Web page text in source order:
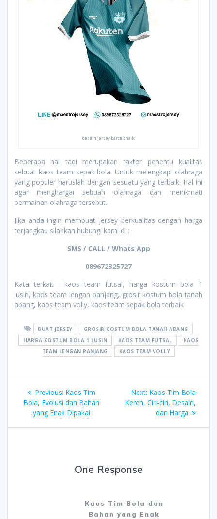
desain jersey barcelona fc
Beberapa hal tadi merupakan faktor penentu kualitas
sebuat kaos team sepak bola. Untuk melengkapi olahraga
yang populer haruslah dengan sesuatu yang terbaik. Hal ini
agar menghargai sebuah olahraga dan menikmati
permainan olahraga tersebut.
Jika anda ingin membuat jersey berkualitas dengan harga
terjangkau silahkan hubungi kami di :
SMS / CALL / Whats App
089672325727
Kata terkait : kaos team futsal, harga kostum bola 1
lusin, kaos team lengan panjang, grosir kostum bola tanah
abang, kaos team volly, kaos team sepak bola terbaik
BUAT JERSEY
GROSIR KOSTUM BOLA TANAH ABANG
HARGA KOSTUM BOLA 1 LUSIN
KAOS TEAM FUTSAL
KAOS
TEAM LENGAN PANJANG
KAOS TEAM VOLLY
Post
navigation
Previous: Previous
post:
Kaos Tim
Bola, Evolusi dan Bahan
yang Enak Dipakai
Next: Next
post:
Kaos Tim Bola
Keren, Ciri-ciri, Desain,
dan Harga
One Response
Kaos Tim Bola dan
Bahan yang Enak